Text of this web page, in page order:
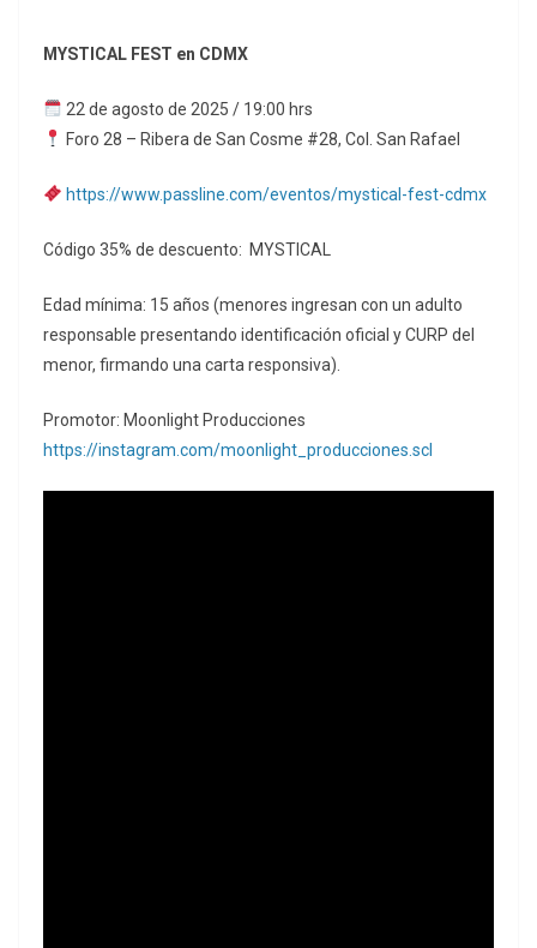
MYSTICAL FEST en CDMX
22 de agosto de 2025 / 19:00 hrs
Foro 28 – Ribera de San Cosme #28, Col. San Rafael
https://www.passline.com/eventos/mystical-fest-cdmx
Código 35% de descuento: MYSTICAL
Edad mínima: 15 años (menores ingresan con un adulto
responsable presentando identificación oficial y CURP del
menor, firmando una carta responsiva).
Promotor: Moonlight Producciones
https://instagram.com/moonlight_producciones.scl